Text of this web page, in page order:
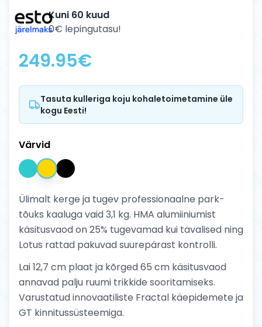
Kuni 60 kuud
0€ lepingutasu!
249.95€
Tasuta kulleriga koju kohaletoimetamine üle
kogu Eesti!
Värvid
Ülimalt kerge ja tugev professionaalne park-
tõuks kaaluga vaid 3,1 kg. HMA alumiiniumist
käsitusvaod on 25% tugevamad kui tavalised ning
Lotus rattad pakuvad suurepärast kontrolli.
Lai 12,7 cm plaat ja kõrged 65 cm käsitusvaod
annavad palju ruumi trikkide sooritamiseks.
Varustatud innovaatiliste Fractal käepidemete ja
GT kinnitussüsteemiga.